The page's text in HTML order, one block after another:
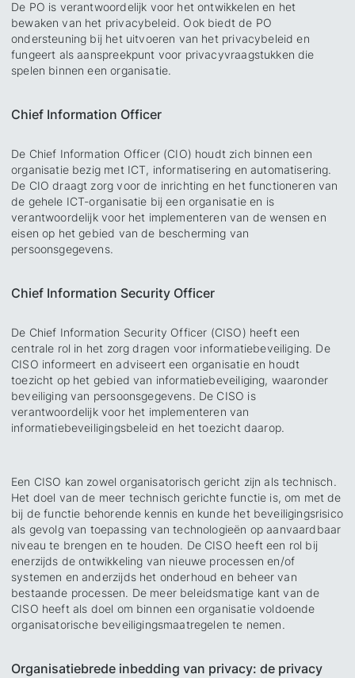
De PO is verantwoordelijk voor het ontwikkelen en het
bewaken van het privacybeleid. Ook biedt de PO
ondersteuning bij het uitvoeren van het privacybeleid en
fungeert als aanspreekpunt voor privacyvraagstukken die
spelen binnen een organisatie.
Chief Information Officer
De Chief Information Officer (CIO) houdt zich binnen een
organisatie bezig met ICT, informatisering en automatisering.
De CIO draagt zorg voor de inrichting en het functioneren van
de gehele ICT-organisatie bij een organisatie en is
verantwoordelijk voor het implementeren van de wensen en
eisen op het gebied van de bescherming van
persoonsgegevens.
Chief Information Security Officer
De Chief Information Security Officer (CISO) heeft een
centrale rol in het zorg dragen voor informatiebeveiliging. De
CISO informeert en adviseert een organisatie en houdt
toezicht op het gebied van informatiebeveiliging, waaronder
beveiliging van persoonsgegevens. De CISO is
verantwoordelijk voor het implementeren van
informatiebeveiligingsbeleid en het toezicht daarop.
Een CISO kan zowel organisatorisch gericht zijn als technisch.
Het doel van de meer technisch gerichte functie is, om met de
bij de functie behorende kennis en kunde het beveiligingsrisico
als gevolg van toepassing van technologieën op aanvaardbaar
niveau te brengen en te houden. De CISO heeft een rol bij
enerzijds de ontwikkeling van nieuwe processen en/of
systemen en anderzijds het onderhoud en beheer van
bestaande processen. De meer beleidsmatige kant van de
CISO heeft als doel om binnen een organisatie voldoende
organisatorische beveiligingsmaatregelen te nemen.
Organisatiebrede inbedding van privacy: de privacy